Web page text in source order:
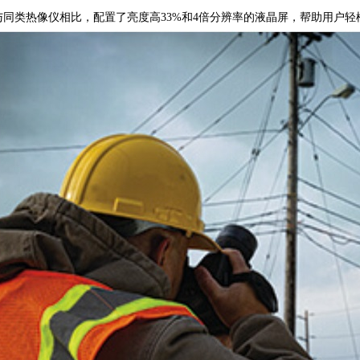
同类热像仪相比，配置了亮度高33%和4倍分辨率的液晶屏，帮助用户轻